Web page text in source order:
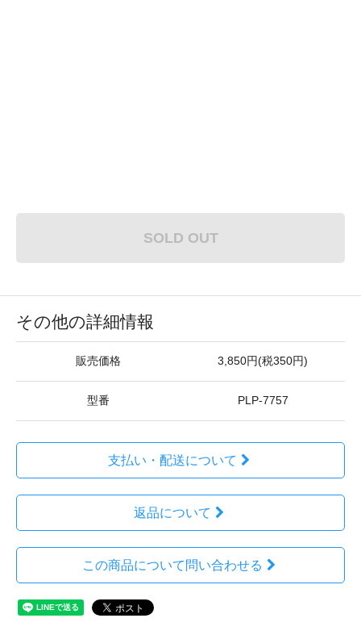
SOLD OUT
その他の詳細情報
販売価格 3,850円(税350円)
型番 PLP-7757
支払い・配送について
返品について
この商品について問い合わせる